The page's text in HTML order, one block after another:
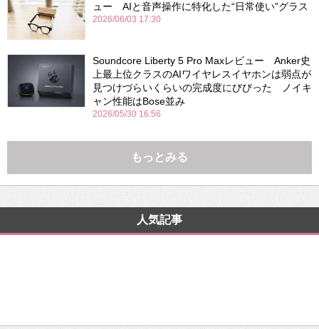
ュー AIと音声操作に特化した“日常使い”グラス
2026/06/03 17:30
Soundcore Liberty 5 Pro Maxレビュー Anker史
上最上位クラスのAIワイヤレスイヤホンは弱点が
見つけづらいくらいの完成度にびびった ノイキ
ャン性能はBose並み
2026/05/30 16:56
もっとみる
人気記事